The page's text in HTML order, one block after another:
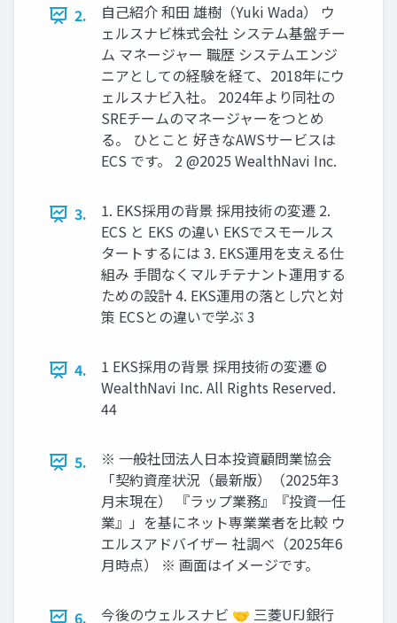
2.
⾃⼰紹介 和田 雄樹（Yuki Wada） ウ
ェルスナビ株式会社 システム基盤チー
ム マネージャー 職歴 システムエンジ
ニアとしての経験を経て、2018年にウ
ェルスナビ入社。 2024年より同社の
SREチームのマネージャーをつとめ
る。 ひとこと 好きなAWSサービスは
ECS です。 2 @2025 WealthNavi Inc.
3.
1. EKS採⽤の背景 採⽤技術の変遷 2.
ECS と EKS の違い EKSでスモールス
タートするには 3. EKS運⽤を⽀える仕
組み ⼿間なくマルチテナント運⽤する
ための設計 4. EKS運⽤の落とし⽳と対
策 ECSとの違いで学ぶ 3
4.
1 EKS採⽤の背景 採⽤技術の変遷 ©
WealthNavi Inc. All Rights Reserved.
44
5.
※ ⼀般社団法⼈⽇本投資顧問業協会
「契約資産状況（最新版）（2025年3
⽉末現在） 『ラップ業務』『投資⼀任
業』」を基にネット専業業者を⽐較 ウ
エルスアドバイザー 社調べ（2025年6
⽉時点） ※ 画⾯はイメージです。
6. 今後のウェルスナビ 🤝 三菱UFJ銀⾏